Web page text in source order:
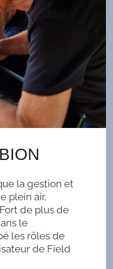
la gestion et
plein air,
de plus de
le
les rôles de
de Field